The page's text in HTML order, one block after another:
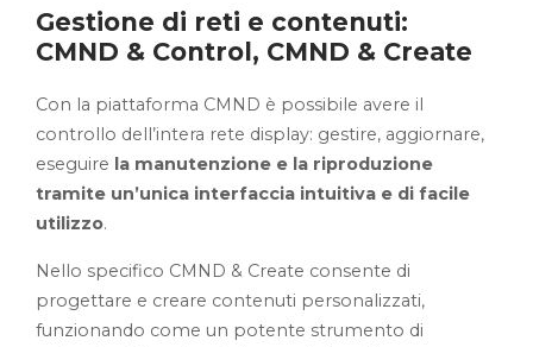
Gestione di reti e contenuti:
CMND & Control, CMND & Create
Con la piattaforma CMND è possibile avere il
controllo dell’intera rete display: gestire, aggiornare,
eseguire la manutenzione e la riproduzione
tramite un’unica interfaccia intuitiva e di facile
utilizzo.
Nello specifico CMND & Create consente di
progettare e creare contenuti personalizzati,
funzionando come un potente strumento di